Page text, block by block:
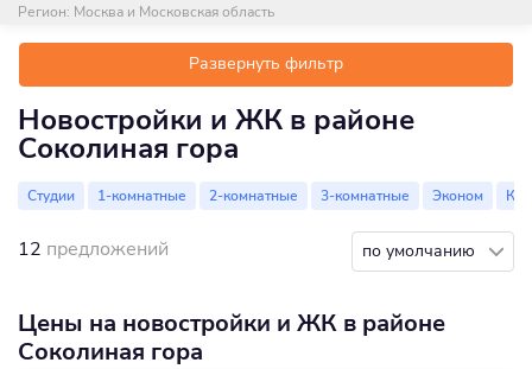
Регион: Москва и Московская область
Развернуть фильтр
Новостройки и ЖК в районе
Соколиная гора
Студии 1-комнатные 2-комнатные 3-комнатные Эконом
12 предложений по умолчанию
Цены на новостройки и ЖК в районе
Соколиная гора